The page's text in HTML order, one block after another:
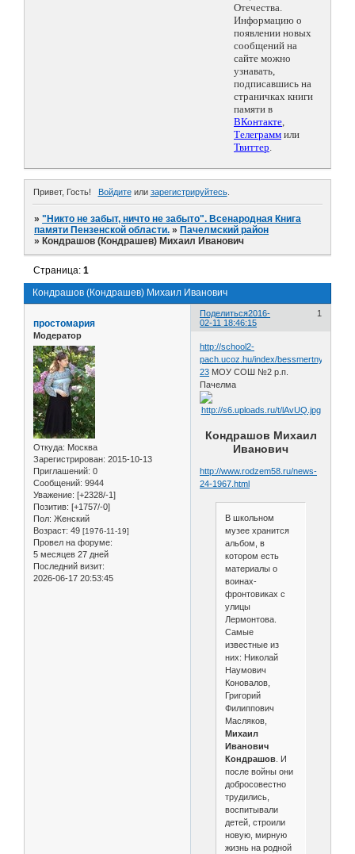
Отечества.
Информацию о
появлении новых
сообщений на
сайте можно
узнавать,
подписавшись на
страничках книги
памяти в
ВКонтакте,
Телеграмм или
Твиттер.
Привет, Гость! Войдитеили зарегистрируйтесь.
»"Никто не забыт, ничто не забыто". Всенародная Книга
памяти Пензенской области. » Пачелмский район
» Кондрашов (Кондрашев) Михаил Иванович
Кондрашов (Кондрашев) Михаил Иванович
Страница:1
Поделиться 1
2016-
02-11 18:46:15
простомария
Модератор
Откуда: Москва
Зарегистрирован: 2015-10-13
Приглашений: 0
Сообщений: 9944
Уважение: [+2328/-1]
Позитив: [+1757/-0]
Пол: Женский
Возраст: 49 [1976-11-19]
Провел на форуме:
5 месяцев 27 дней
Последний визит:
2026-06-17 20:53:45
http://school2-
pach.ucoz.hu/index/bessmertnyj_polk/
23 МОУ СОШ №2 р.п.
Пачелма
Кондрашов Михаил
Иванович
http://www.rodzem58.ru/news-
24-1967.html
В школьном
музее хранится
альбом, в
котором есть
материалы о
воинах-
фронтовиках с
улицы
Лермонтова.
Самые
известные из
них: Николай
Наумович
Коновалов,
Григорий
Филиппович
Масляков,
Михаил
Иванович
Кондрашов. И
после войны они
добросовестно
трудились,
воспитывали
детей, строили
новую, мирную
жизнь на родной